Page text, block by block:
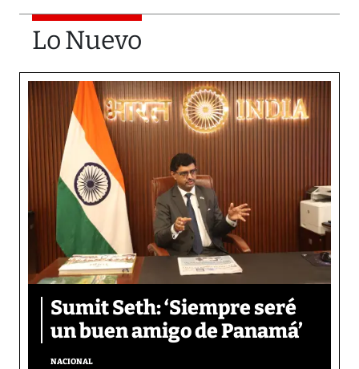
Lo Nuevo
Sumit Seth: ‘Siempre seré
un buen amigo de Panamá’
NACIONAL